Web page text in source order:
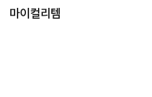
마이컬리템